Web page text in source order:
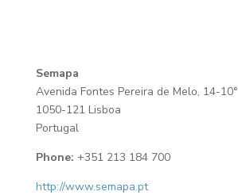
Semapa
Avenida Fontes Pereira de Melo, 14-10°
1050-121 Lisboa
Portugal
Phone: +351 213 184 700
http://www.semapa.pt